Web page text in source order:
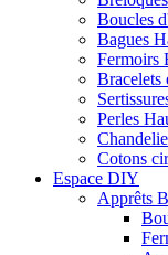
Boucles
Bagues
Fermoirs
Bracelets
Perles
Cotons
Espace DIY
Apprêts